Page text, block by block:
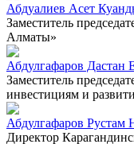
Абдуалиев Асет
Заместитель
Алматы»
Абдулгафаров Дастан
Заместитель
инвестициям и
Абдулгафаров Рустам
Директор